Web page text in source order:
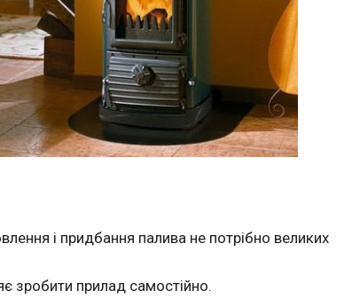
і придбання палива не потрібно великих
зробити прилад самостійно.